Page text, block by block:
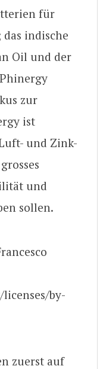
für
indische
Oil und der
zur
ist
und Zink-
und
sollen.
by-
zuerst auf